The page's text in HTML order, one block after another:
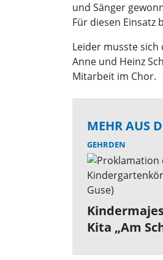
und Sänger
Für diesen Einsatz
Leider musste
Anne und Heinz
Mitarbeit im Chor.
MEHR AUS
GEHRDEN
Kita „Am